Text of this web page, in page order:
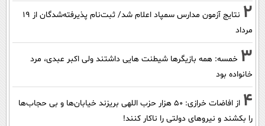
2
نتایج آزمون مدارس سمپاد اعلام شد/ ثبت‌نام پذیرفته‌شدگان از ۱۹
مرداد
3 خمسه: همه بازیگرها شیطنت هایی داشتند ولی اکبر عبدی، مرد
خانواده بود
4
از افاضات خرازی: ۵۰ هزار حزب اللهی بریزند خیابان‌ها و بی حجاب‌ها
را بکشند و نیرو‌های دولتی را ناکار کنند!